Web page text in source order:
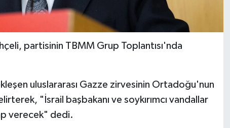
partisinin TBMM Grup Toplantısı'nda
uluslararası Gazze zirvesinin Ortadoğu'nun
"İsrail başbakanı ve soykırımcı vandallar
verecek" dedi.